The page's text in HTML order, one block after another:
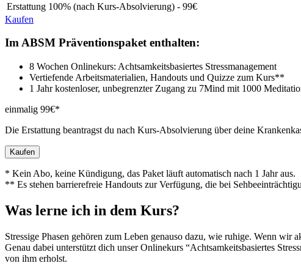
Erstattung 100% (nach Kurs-Absolvierung) - 99€
Kaufen
Im ABSM Präventionspaket enthalten:
8 Wochen Onlinekurs: Achtsamkeitsbasiertes Stressmanagement
Vertiefende Arbeitsmaterialien, Handouts und Quizze zum Kurs**
1 Jahr kostenloser, unbegrenzter Zugang zu 7Mind mit 1000
einmalig 99€*
Die Erstattung beantragst du nach Kurs-Absolvierung über deine
Kaufen
* Kein Abo, keine Kündigung, das Paket läuft automatisch nach 1 Jahr aus.
** Es stehen barrierefreie Handouts zur Verfügung, die bei
Was lerne ich in dem Kurs?
Stressige Phasen gehö­ren zum Leben genauso dazu, wie ruhige. Wenn
Genau dabei unterstützt dich unser Onlinekurs “Achtsamkeitsbasiertes
von ihm erholst.